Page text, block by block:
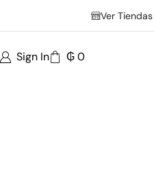
Ver Tiendas
Sign In ₲0